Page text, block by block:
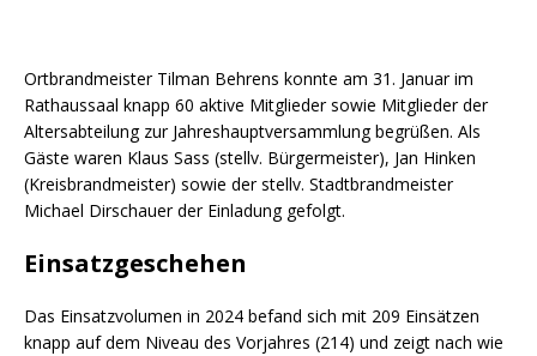
Ortbrandmeister Tilman Behrens konnte am 31. Januar im
Rathaussaal knapp 60 aktive Mitglieder sowie Mitglieder der
Altersabteilung zur Jahreshauptversammlung begrüßen. Als
Gäste waren Klaus Sass (stellv. Bürgermeister), Jan Hinken
(Kreisbrandmeister) sowie der stellv. Stadtbrandmeister
Michael Dirschauer der Einladung gefolgt.
Einsatzgeschehen
Das Einsatzvolumen in 2024 befand sich mit 209 Einsätzen
knapp auf dem Niveau des Vorjahres (214) und zeigt nach wie